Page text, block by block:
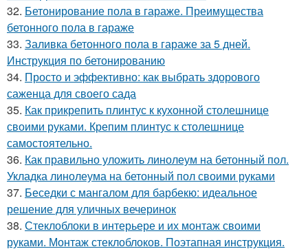
32. Бетонирование пола в гараже. Преимущества
бетонного пола в гараже
33. Заливка бетонного пола в гараже за 5 дней.
Инструкция по бетонированию
34. Просто и эффективно: как выбрать здорового
саженца для своего сада
35. Как прикрепить плинтус к кухонной столешнице
своими руками. Крепим плинтус к столешнице
самостоятельно.
36. Как правильно уложить линолеум на бетонный пол.
Укладка линолеума на бетонный пол своими руками
37. Беседки с мангалом для барбекю: идеальное
решение для уличных вечеринок
38. Стеклоблоки в интерьере и их монтаж своими
руками. Монтаж стеклоблоков. Поэтапная инструкция.